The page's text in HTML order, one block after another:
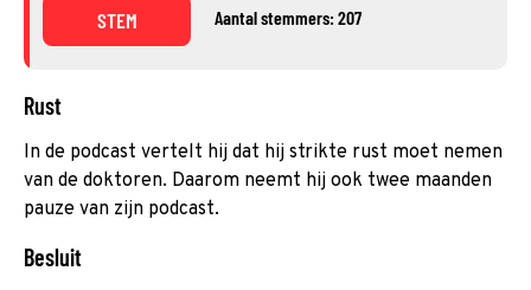
STEM Aantal stemmers: 207
Rust
In de podcast vertelt hij dat hij strikte rust moet nemen
van de doktoren. Daarom neemt hij ook twee maanden
pauze van zijn podcast.
Besluit